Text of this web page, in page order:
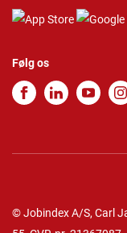
Følg os
© Jobindex A/S, Carl